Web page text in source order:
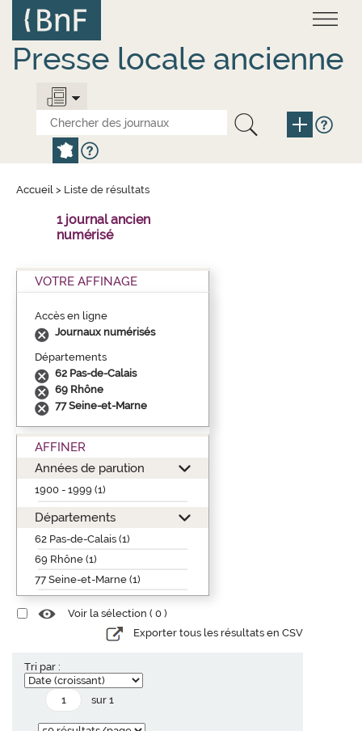
contenu
principal
Presse locale ancienne
Accueil > Liste de résultats
1 journal ancien
numérisé
VOTRE AFFINAGE
Accès en ligne
Journaux numérisés
Départements
62 Pas-de-Calais
69 Rhône
77 Seine-et-Marne
AFFINER
Années de parution
1900 - 1999 (1)
Départements
62 Pas-de-Calais (1)
69 Rhône (1)
77 Seine-et-Marne (1)
Voir la sélection ( 0 )
Exporter tous les résultats en CSV
Tri par :
sur 1
Panneau de gestion des cookies